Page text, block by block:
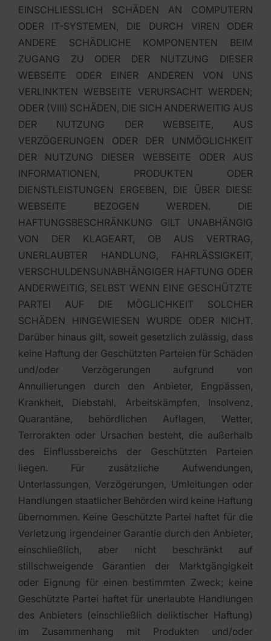
EINSCHLIESSLICH SCHÄDEN AN COMPUTERN
ODER IT-SYSTEMEN, DIE DURCH VIREN ODER
ANDERE SCHÄDLICHE KOMPONENTEN BEIM
ZUGANG ZU ODER DER NUTZUNG DIESER
WEBSEITE ODER EINER ANDEREN VON UNS
VERLINKTEN WEBSEITE VERURSACHT WERDEN;
ODER (VIII) SCHÄDEN, DIE SICH ANDERWEITIG AUS
DER NUTZUNG DER WEBSEITE, AUS
VERZÖGERUNGEN ODER DER UNMÖGLICHKEIT
DER NUTZUNG DIESER WEBSEITE ODER AUS
INFORMATIONEN, PRODUKTEN ODER
DIENSTLEISTUNGEN ERGEBEN, DIE ÜBER DIESE
WEBSEITE BEZOGEN WERDEN. DIE
HAFTUNGSBESCHRÄNKUNG GILT UNABHÄNGIG
VON DER KLAGEART, OB AUS VERTRAG,
UNERLAUBTER HANDLUNG, FAHRLÄSSIGKEIT,
VERSCHULDENSUNABHÄNGIGER HAFTUNG ODER
ANDERWEITIG, SELBST WENN EINE GESCHÜTZTE
PARTEI AUF DIE MÖGLICHKEIT SOLCHER
SCHÄDEN HINGEWIESEN WURDE ODER NICHT.
Darüber hinaus gilt, soweit gesetzlich zulässig, dass
keine Haftung der Geschützten Parteien für Schäden
und/oder Verzögerungen aufgrund von
Annullierungen durch den Anbieter, Engpässen,
Krankheit, Diebstahl, Arbeitskämpfen, Insolvenz,
Quarantäne, behördlichen Auflagen, Wetter,
Terrorakten oder Ursachen besteht, die außerhalb
des Einflussbereichs der Geschützten Parteien
liegen. Für zusätzliche Aufwendungen,
Unterlassungen, Verzögerungen, Umleitungen oder
Handlungen staatlicher Behörden wird keine Haftung
übernommen. Keine Geschützte Partei haftet für die
Verletzung irgendeiner Garantie durch den Anbieter,
einschließlich, aber nicht beschränkt auf
stillschweigende Garantien der Marktgängigkeit
oder Eignung für einen bestimmten Zweck; keine
Geschützte Partei haftet für unerlaubte Handlungen
des Anbieters (einschließlich deliktischer Haftung)
im Zusammenhang mit Produkten und/oder